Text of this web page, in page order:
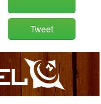
Tweet